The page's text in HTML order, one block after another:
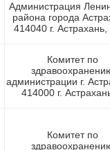
Администрация
района города
414040 г. Астрахань,
Комитет по
администрации г.
414000 г.
Комитет по